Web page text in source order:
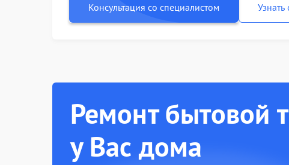
Консультация со специалистом Узнать
Ремонт бытовой
у Вас дома